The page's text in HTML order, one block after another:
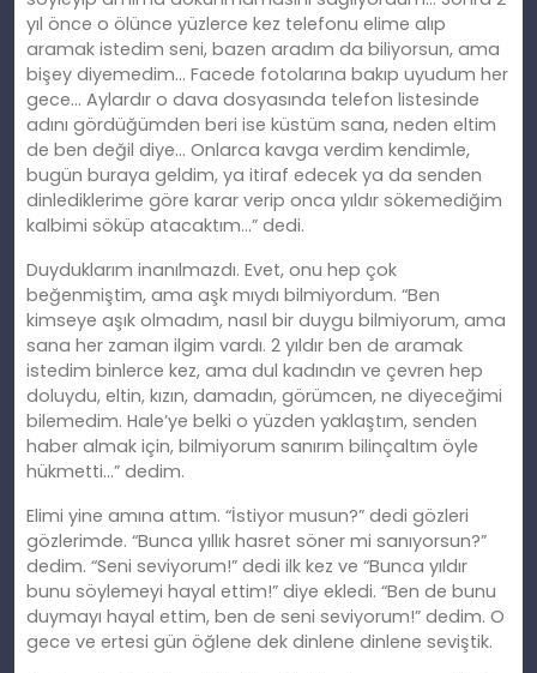
yıl önce o ölünce yüzlerce kez telefonu elime alıp
aramak istedim seni, bazen aradım da biliyorsun, ama
bişey diyemedim… Facede fotolarına bakıp uyudum her
gece… Aylardır o dava dosyasında telefon listesinde
adını gördüğümden beri ise küstüm sana, neden eltim
de ben değil diye… Onlarca kavga verdim kendimle,
bugün buraya geldim, ya itiraf edecek ya da senden
dinlediklerime göre karar verip onca yıldır sökemediğim
kalbimi söküp atacaktım…” dedi.
Duyduklarım inanılmazdı. Evet, onu hep çok
beğenmiştim, ama aşk mıydı bilmiyordum. “Ben
kimseye aşık olmadım, nasıl bir duygu bilmiyorum, ama
sana her zaman ilgim vardı. 2 yıldır ben de aramak
istedim binlerce kez, ama dul kadındın ve çevren hep
doluydu, eltin, kızın, damadın, görümcen, ne diyeceğimi
bilemedim. Hale’ye belki o yüzden yaklaştım, senden
haber almak için, bilmiyorum sanırım bilinçaltım öyle
hükmetti…” dedim.
Elimi yine amına attım. “İstiyor musun?” dedi gözleri
gözlerimde. “Bunca yıllık hasret söner mi sanıyorsun?”
dedim. “Seni seviyorum!” dedi ilk kez ve “Bunca yıldır
bunu söylemeyi hayal ettim!” diye ekledi. “Ben de bunu
duymayı hayal ettim, ben de seni seviyorum!” dedim. O
gece ve ertesi gün öğlene dek dinlene dinlene seviştik.